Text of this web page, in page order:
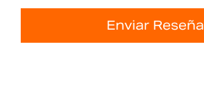
Enviar Reseña